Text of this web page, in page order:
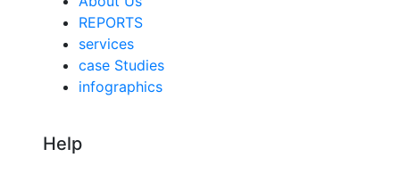
REPORTS
services
case Studies
infographics
Help